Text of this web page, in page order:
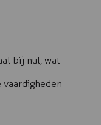
bij nul, wat